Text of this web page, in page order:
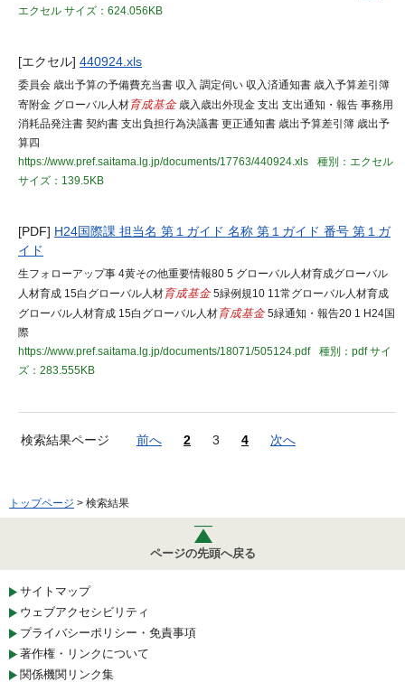
エクセル サイズ：624.056KB
[エクセル] 440924.xls
委員会 歳出予算の予備費充当書 収入 調定伺い 収入済通知書 歳入予算差引簿
寄附金 グローバル人材育成基金 歳入歳出外現金 支出 支出通知・報告 事務用
消耗品発注書 契約書 支出負担行為決議書 更正通知書 歳出予算差引簿 歳出予
算四
https://www.pref.saitama.lg.jp/documents/17763/440924.xls
種別：エクセル
サイズ：139.5KB
[PDF] H24国際課 担当名 第１ガイド 名称 第１ガイド 番号 第１ガ
イド
生フォローアップ事 4黄その他重要情報80 5 グローバル人材育成グローバル
人材育成 15白グローバル人材育成基金 5緑例規10 11常グローバル人材育成
グローバル人材育成 15白グローバル人材育成基金 5緑通知・報告20 1 H24国
際
https://www.pref.saitama.lg.jp/documents/18071/505124.pdf
種別：pdfサイ
ズ：283.555KB
検索結果ページ 前へ 2 3 4 次へ
トップページ > 検索結果
ページの先頭へ戻る
サイトマップ
ウェブアクセシビリティ
プライバシーポリシー・免責事項
著作権・リンクについて
関係機関リンク集